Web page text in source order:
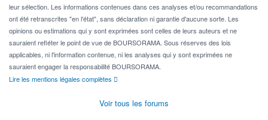
leur sélection. Les informations contenues dans ces analyses et/ou recommandations
ont été retranscrites "en l'état", sans déclaration ni garantie d'aucune sorte. Les
opinions ou estimations qui y sont exprimées sont celles de leurs auteurs et ne
sauraient refléter le point de vue de BOURSORAMA. Sous réserves des lois
applicables, ni l'information contenue, ni les analyses qui y sont exprimées ne
sauraient engager la responsabilité BOURSORAMA.
Lire les mentions légales complètes
Voir tous les forums